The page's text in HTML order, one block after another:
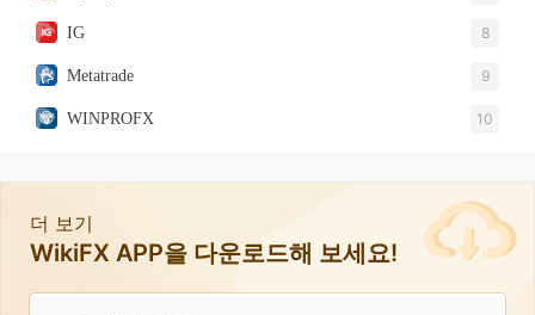
IG 8
Metatrade 9
WINPROFX 10
더 보기
WikiFX APP을 다운로드해 보세요!